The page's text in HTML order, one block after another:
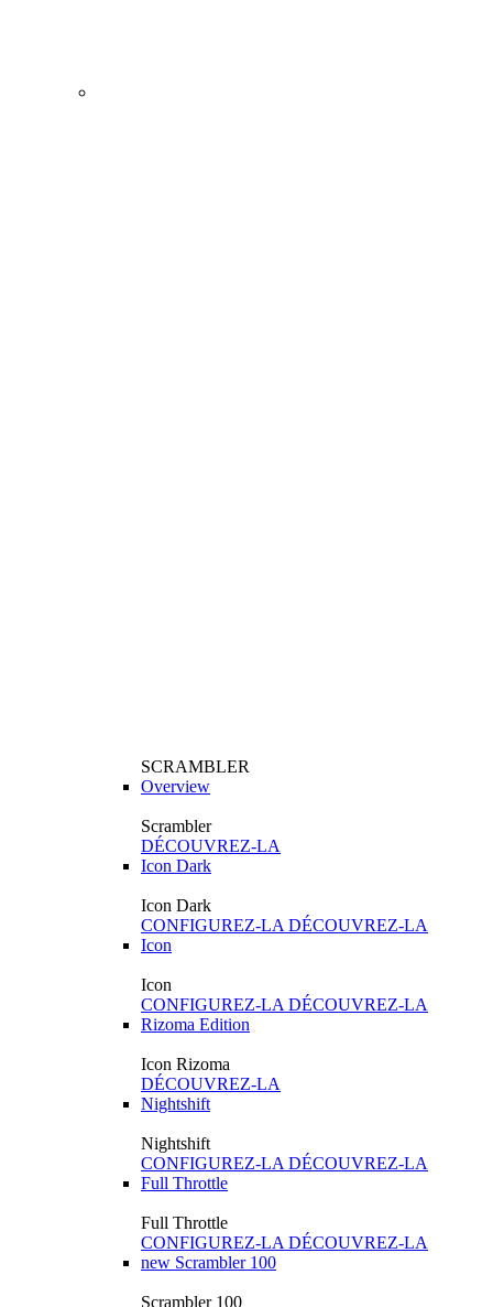
SCRAMBLER
Overview
Scrambler
DÉCOUVREZ-LA
Icon Dark
Icon Dark
CONFIGUREZ-LA DÉCOUVREZ-LA
Icon
Icon
CONFIGUREZ-LA DÉCOUVREZ-LA
Rizoma Edition
Icon Rizoma
DÉCOUVREZ-LA
Nightshift
Nightshift
CONFIGUREZ-LA DÉCOUVREZ-LA
Full Throttle
Full Throttle
CONFIGUREZ-LA DÉCOUVREZ-LA
new Scrambler 100
Scrambler 100